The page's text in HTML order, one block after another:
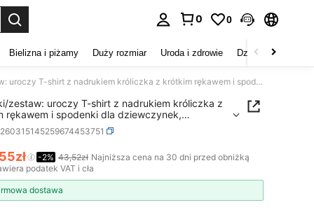
0 0
Bielizna i piżamy Duży rozmiar Uroda i zdrowie Dzieci
2 sztuki/zestaw: uroczy T-shirt z nadrukiem króliczka z krótkim rękawem i spodenki dla dziewczynek, odpowiedni dla dzieci w wieku 4-7 lat, letnia odzież codzienna
zestaw: uroczy T-shirt z nadrukiem króliczka z
rękawem i spodenki dla dziewczynek,
dla dzieci w wieku 4-7 lat, letnia odzież
AND AVAILABILITY
-2% 43,52zł Najniższa cena na 30 dni przed obniżką
podatek VAT i cła
dostawa